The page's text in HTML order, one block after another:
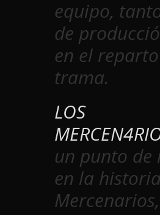
equipo,
de
en el
trama.
LOS
un punto de
en la